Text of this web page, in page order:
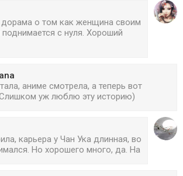
дорама о том как женщина своим
с нуля. Хороший
аниме смотрела, а теперь вот
уж люблю эту историю)
карьера у Чан Ука длинная, во
Но хорошего много, да. На